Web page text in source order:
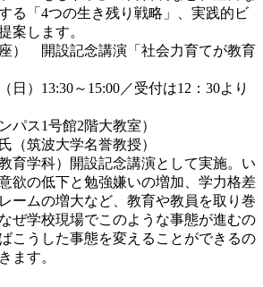
る「4つの生き残り戦略」、実践的ビ
案します。
） 開設記念講演「社会力育てが教育
日）13:30～15:00／受付は12：30より
ス1号館2階大教室）
（筑波大学名誉教授）
育学科）開設記念講演として実施。い
欲の低下と勉強嫌いの増加、学力格差
ームの増大など、教育や教員を取り巻
ぜ学校現場でこのような事態が進むの
こうした事態を変えることができるの
ます。